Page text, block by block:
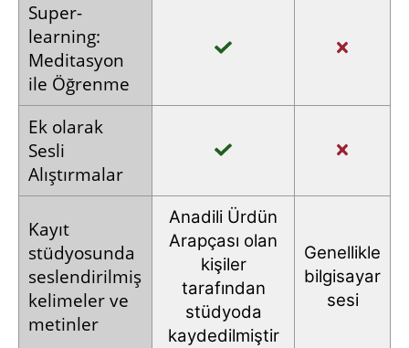
Super­
learning:
Meditasyon
ile Öğrenme
Ek olarak
Sesli
Alıştırmalar
Kayıt
stüdyosunda
seslendirilmiş
kelimeler ve
metinler
Anadili Ürdün
Arapçası olan
kişiler
tarafından
stüdyoda
kaydedilmiştir
Genellikle
bilgisayar
sesi